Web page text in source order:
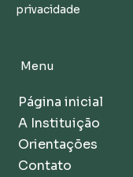
Página inicial
A Instituição
Orientações
Contato
Menu
privacidade